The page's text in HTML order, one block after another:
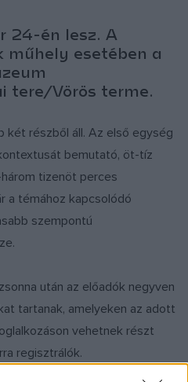
24-én lesz. A
műhely esetében a
tere/Vörös terme.
két részből áll. Az első egység
bemutató, öt-tíz
tizenöt perces
a témához kapcsolódó
szempontú
után az előadók negyven
tartanak, amelyeken az adott
vehetnek részt
regisztrálók.